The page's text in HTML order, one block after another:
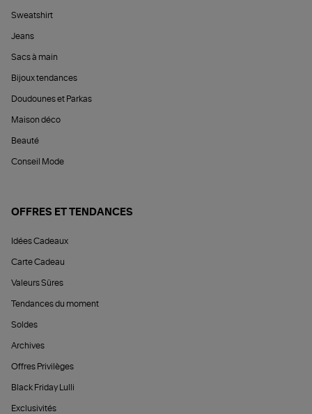
Sweatshirt
Jeans
Sacs à main
Bijoux tendances
Doudounes et Parkas
Maison déco
Beauté
Conseil Mode
OFFRES ET TENDANCES
Idées Cadeaux
Carte Cadeau
Valeurs Sûres
Tendances du moment
Soldes
Archives
Offres Privilèges
Black Friday Lulli
Exclusivités